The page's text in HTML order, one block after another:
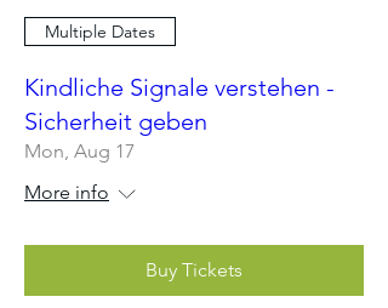
Multiple Dates
Kindliche Signale verstehen -
Sicherheit geben
Mon, Aug 17
More info
Buy Tickets